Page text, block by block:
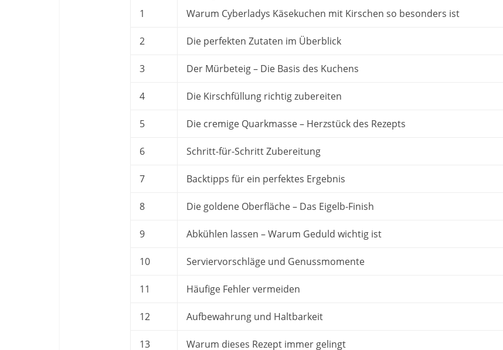
1
Warum Cyberladys Käsekuchen mit Kirschen so besonders ist
2 Die perfekten Zutaten im Überblick
3 Der Mürbeteig – Die Basis des Kuchens
4 Die Kirschfüllung richtig zubereiten
5 Die cremige Quarkmasse – Herzstück des Rezepts
6 Schritt-für-Schritt Zubereitung
7 Backtipps für ein perfektes Ergebnis
8 Die goldene Oberfläche – Das Eigelb-Finish
9 Abkühlen lassen – Warum Geduld wichtig ist
10 Serviervorschläge und Genussmomente
11 Häufige Fehler vermeiden
12 Aufbewahrung und Haltbarkeit
13 Warum dieses Rezept immer gelingt